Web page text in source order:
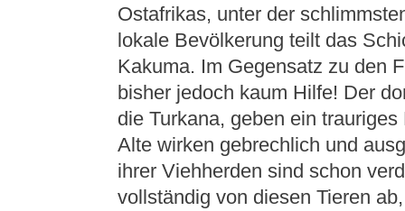
Ostafrikas, unter der
lokale Bevölkerung teilt das
Kakuma. Im Gegensatz zu den
bisher jedoch kaum Hilfe! Der
die Turkana, geben ein
Alte wirken gebrechlich und
ihrer Viehherden sind schon
vollständig von diesen Tieren